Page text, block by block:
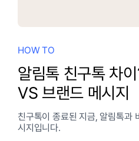
HOW TO
알림톡 친구톡 차
VS 브랜드 메시지
친구톡이 종료된 지금, 알림톡과
시지입니다.